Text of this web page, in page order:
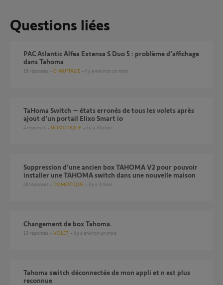
Questions liées
PAC Atlantic Alfea Extensa S Duo 5 : problème d’affichage
dans Tahoma
18 réponses CHAUFFAGE il y a environ un mois
TaHoma Switch – états erronés de tous les volets après
ajout d’un portail Elixo Smart io
4 réponses DOMOTIQUE il y a 20 jours
Suppression d'une ancien box TAHOMA V2 pour pouvoir
installer une TAHOMA switch dans une nouvelle maison
48 réponses DOMOTIQUE il y a 3 mois
Changement de box Tahoma.
13 réponses VOLET il y a environ un mois
Tahoma switch déconnectée de mon appli et n est plus
reconnue